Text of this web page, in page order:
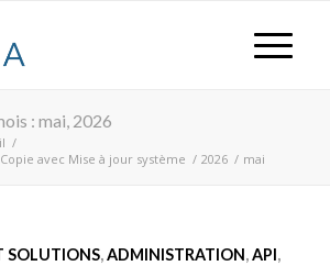
: mai, 2026
/
avec Mise à jour système / 2026 / mai
SOLUTIONS,ADMINISTRATION,API,